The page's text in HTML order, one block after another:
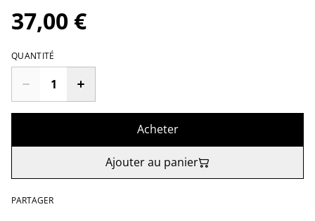
37,00 €
QUANTITÉ
Acheter
Ajouter au panier
PARTAGER